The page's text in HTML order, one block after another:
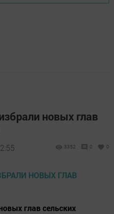
новых глав
3352 0 0
глав сельских